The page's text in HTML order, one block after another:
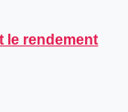
le rendement